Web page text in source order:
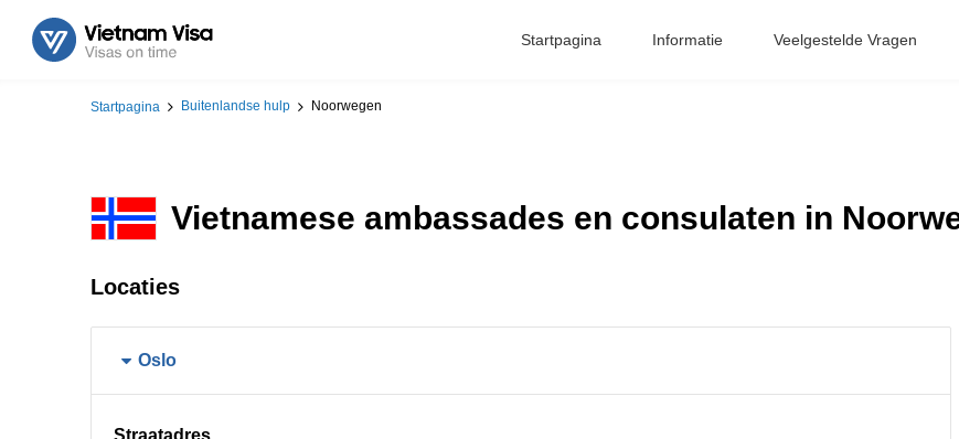
Startpagina Informatie Veelgestelde Vragen
Startpagina Buitenlandse hulp Noorwegen
Vietnamese ambassades en consulaten in
Locaties
Oslo
Straatadres